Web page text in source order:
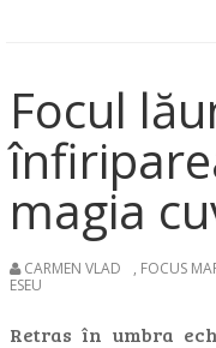
Focul
magia
CARMEN VLAD , FOCUS
ESEU
Retras în umbra